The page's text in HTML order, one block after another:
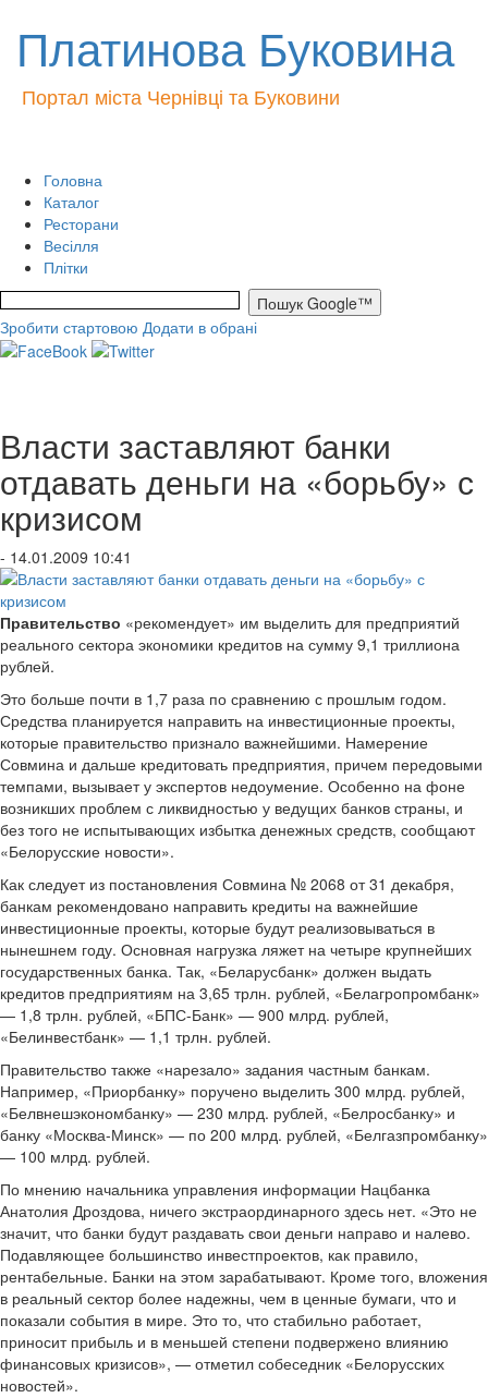
Платинова Буковина
Портал міста Чернівці та Буковини
Головна
Каталог
Ресторани
Весілля
Плітки
Зробити стартовою Додати в обрані
Власти заставляют банки
отдавать деньги на «борьбу» с
кризисом
- 14.01.2009 10:41
Правительство «рекомендует» им выделить для предприятий
реального сектора экономики кредитов на сумму 9,1 триллиона
рублей.
Это больше почти в 1,7 раза по сравнению с прошлым годом.
Средства планируется направить на инвестиционные проекты,
которые правительство признало важнейшими. Намерение
Совмина и дальше кредитовать предприятия, причем передовыми
темпами, вызывает у экспертов недоумение. Особенно на фоне
возникших проблем с ликвидностью у ведущих банков страны, и
без того не испытывающих избытка денежных средств, сообщают
«Белорусские новости».
Как следует из постановления Совмина № 2068 от 31 декабря,
банкам рекомендовано направить кредиты на важнейшие
инвестиционные проекты, которые будут реализовываться в
нынешнем году. Основная нагрузка ляжет на четыре крупнейших
государственных банка. Так, «Беларусбанк» должен выдать
кредитов предприятиям на 3,65 трлн. рублей, «Белагропромбанк»
— 1,8 трлн. рублей, «БПС-Банк» — 900 млрд. рублей,
«Белинвестбанк» — 1,1 трлн. рублей.
Правительство также «нарезало» задания частным банкам.
Например, «Приорбанку» поручено выделить 300 млрд. рублей,
«Белвнешэкономбанку» — 230 млрд. рублей, «Белросбанку» и
банку «Москва-Минск» — по 200 млрд. рублей, «Белгазпромбанку»
— 100 млрд. рублей.
По мнению начальника управления информации Нацбанка
Анатолия Дроздова, ничего экстраординарного здесь нет. «Это не
значит, что банки будут раздавать свои деньги направо и налево.
Подавляющее большинство инвестпроектов, как правило,
рентабельные. Банки на этом зарабатывают. Кроме того, вложения
в реальный сектор более надежны, чем в ценные бумаги, что и
показали события в мире. Это то, что стабильно работает,
приносит прибыль и в меньшей степени подвержено влиянию
финансовых кризисов», — отметил собеседник «Белорусских
новостей».